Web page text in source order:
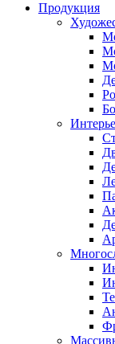
Продукция